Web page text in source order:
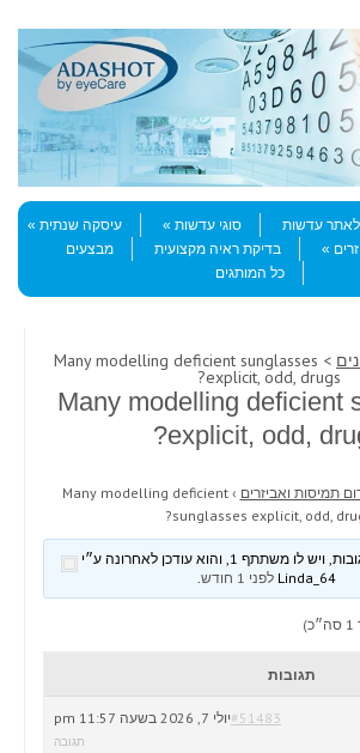
לאתר עדשות סוגי עדשות
עיסקה שנתית
בדיקת ראיה מקצועית
מבצעים
כל המותגים
> Many modelling deficient sunglasses
explicit, odd, drugs?
Many modelling deficient
explicit, odd,
תמיסות ואביזרים ›
Many modelling deficient
sunglasses explicit, odd,
לפני 1 חודש .
תגובות
יולי 7, 2026 בשעה 11:57 pm#51483
תגובה